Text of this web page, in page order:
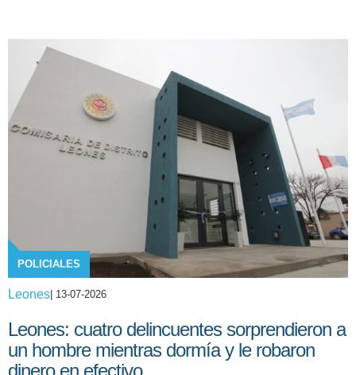
POLICIALES
Leones | 13-07-2026
Leones: cuatro delincuentes sorprendieron a
un hombre mientras dormía y le robaron
dinero en efectivo